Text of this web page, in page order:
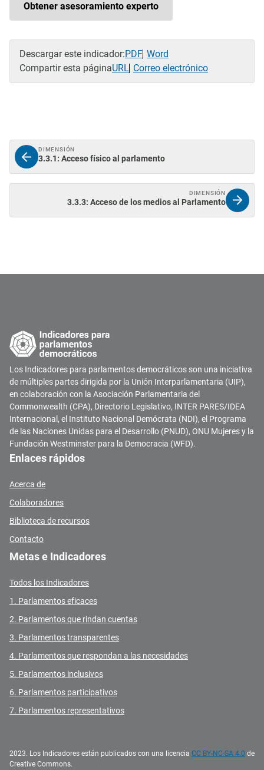
Obtener asesoramiento experto
Descargar este indicador:PDF Word
Compartir esta páginaURL Correo electrónico
DIMENSIÓN
3.3.1: Acceso físico al parlamento
DIMENSIÓN
3.3.3: Acceso de los medios al Parlamento
Los Indicadores para parlamentos democráticos son una iniciativa
de múltiples partes dirigida por la Unión Interparlamentaria (UIP),
en colaboración con la Asociación Parlamentaria del
Commonwealth (CPA), Directorio Legislativo, INTER PARES/IDEA
Internacional, el Instituto Nacional Demócrata (NDI), el Programa
de las Naciones Unidas para el Desarrollo (PNUD), ONU Mujeres y la
Fundación Westminster para la Democracia (WFD).
Enlaces rápidos
Acerca de
Colaboradores
Biblioteca de recursos
Contacto
Metas e Indicadores
Todos los Indicadores
1. Parlamentos eficaces
2. Parlamentos que rindan cuentas
3. Parlamentos transparentes
4. Parlamentos que respondan a las necesidades
5. Parlamentos inclusivos
6. Parlamentos participativos
7. Parlamentos representativos
2023. Los Indicadores están publicados con una licencia CC BY-NC-SA 4.0 de
Creative Commons.